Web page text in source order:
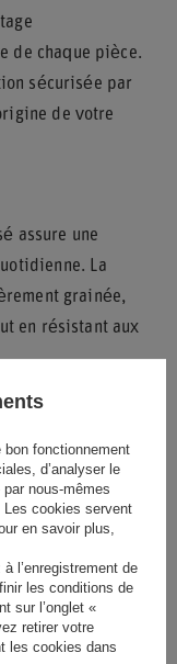
de chaque pièce.
sécurisée par
de votre
assure une
La
grainée,
en résistant aux
produits
de voiture
bon fonctionnement
d’analyser le
nous-mêmes
Les cookies servent
en savoir plus,
l’enregistrement de
les conditions de
sur l’onglet «
retirer votre
les cookies dans